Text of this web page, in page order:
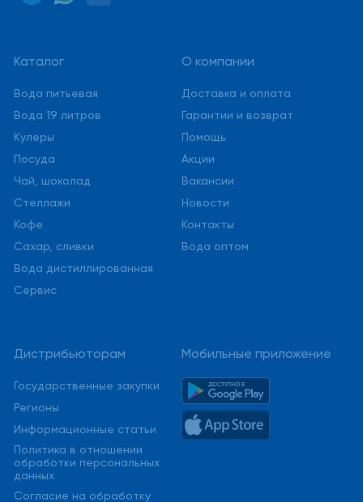
Каталог
Вода питьевая
Вода 19 литров
Кулеры
Посуда
Чай, шоколад
Стеллажи
Кофе
Сахар, сливки
Вода дистиллированная
Сервис
О компании
Доставка и оплата
Гарантии и возврат
Помощь
Акции
Вакансии
Новости
Контакты
Вода оптом
Дистрибьюторам
Государственные закупки
Регионы
Информационные статьи
Политика в отношении
обработки персональных
данных
Cогласие на обработку
Мобильные приложение